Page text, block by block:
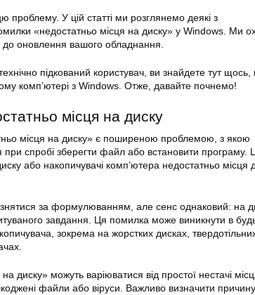
проблему. У цій статті ми розглянемо деякі з
«недостатньо місця на диску» у Windows. Ми
до оновлення вашого обладнання.
підкований користувач, ви знайдете тут
комп’ютері з Windows. Отже, давайте почнемо!
місця на диску
місця на диску» є поширеною проблемою, з якою
при спробі зберегти файл або встановити програму.
або накопичувачі комп’ютера недостатньо місця
за формулюванням, але сенс однаковий: на
завдання. Ця помилка може виникнути в
зокрема на жорстких дисках,
диску» можуть варіюватися від простої нестачі
файли або віруси. Важливо визначити причину